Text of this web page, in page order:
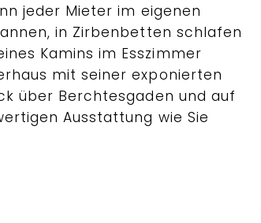
jeder Mieter im eigenen
in Zirbenbetten schlafen
Kamins im Esszimmer
mit seiner exponierten
über Berchtesgaden und auf
Ausstattung wie Sie